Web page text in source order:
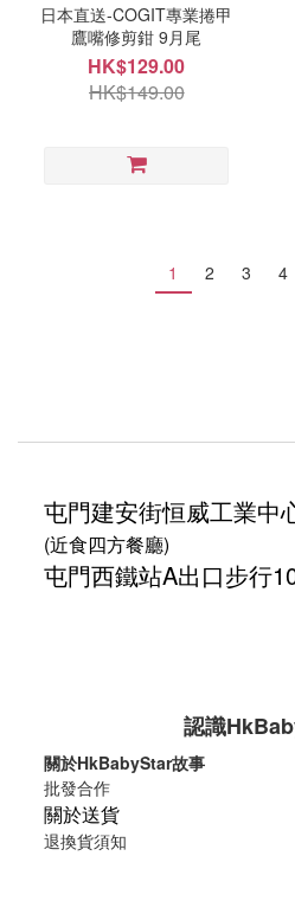
日本直送-COGIT專業捲甲
鷹嘴修剪鉗 9月尾
HK$129.00
HK$149.00
1 2 3 4
屯門建安街恒威工業中
(近食四方餐廳)
屯門西鐵站A出口步行
認識
關於HkBabyStar故事
批發合作
關於送貨
退換貨須知